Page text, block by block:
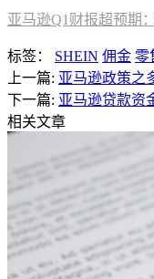
亚马逊Q1财报超预期
标签： SHEIN 佣金 零
上一篇: 亚马逊政策之
下一篇: 亚马逊贷款资
相关文章